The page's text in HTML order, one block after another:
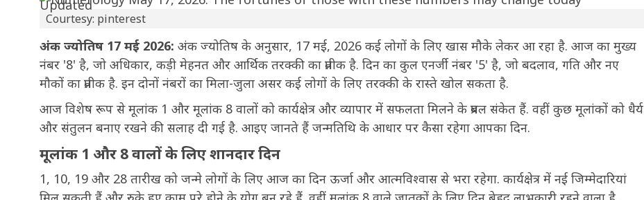
Courtesy: pinterest
अंक ज्योतिष 17 मई 2026: अंक ज्योतिष के अनुसार, 17 मई, 2026 कई लोगों के लिए खास मौके लेकर आ रहा है. आज का मुख्य
नंबर '8' है, जो अधिकार, कड़ी मेहनत और आर्थिक तरक्की का प्रतीक है. दिन का कुल एनर्जी नंबर '5' है, जो बदलाव, गति और नए
मौकों का प्रतीक है. इन दोनों नंबरों का मिला-जुला असर कई लोगों के लिए तरक्की के रास्ते खोल सकता है.
आज विशेष रूप से मूलांक 1 और मूलांक 8 वालों को कार्यक्षेत्र और व्यापार में सफलता मिलने के प्रबल संकेत हैं. वहीं कुछ मूलांकों को धैर्य
और संतुलन बनाए रखने की सलाह दी गई है. आइए जानते हैं जन्मतिथि के आधार पर कैसा रहेगा आपका दिन.
मूलांक 1 और 8 वालों के लिए शानदार दिन
1, 10, 19 और 28 तारीख को जन्मे लोगों के लिए आज का दिन ऊर्जा और आत्मविश्वास से भरा रहेगा. कार्यक्षेत्र में नई जिम्मेदारियां